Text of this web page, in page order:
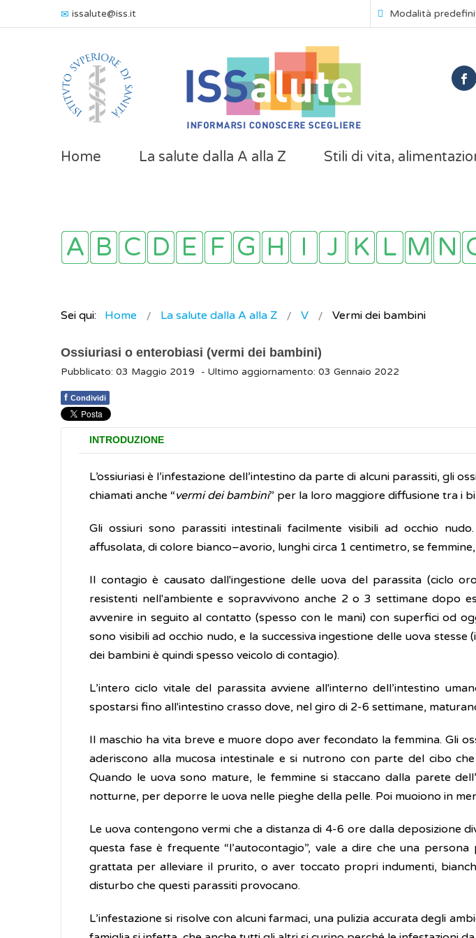
issalute@iss.it Modalità
Home La salute dalla A alla Z Stili di vita,
Sei qui: Home La salute dalla A alla Z V Vermi dei bambini
Ossiuriasi o enterobiasi (vermi dei bambini)
Pubblicato: 03 Maggio 2019 - Ultimo aggiornamento: 03 Gennaio 2022
f Condividi
INTRODUZIONE
L’ossiuriasi è l’infestazione dell’intestino da parte di alcuni parassiti, gli
chiamati anche “vermi dei bambini” per la loro maggiore diffusione tra i
Gli ossiuri sono parassiti intestinali facilmente visibili ad occhio
affusolata, di colore bianco–avorio, lunghi circa 1 centimetro, se femmine,
Il contagio è causato dall'ingestione delle uova del parassita (ciclo
resistenti nell'ambiente e sopravvivono anche 2 o 3 settimane dopo
avvenire in seguito al contatto (spesso con le mani) con superfici od
sono visibili ad occhio nudo, e la successiva ingestione delle uova stesse
dei bambini è quindi spesso veicolo di contagio).
L’intero ciclo vitale del parassita avviene all'interno dell’intestino
spostarsi fino all'intestino crasso dove, nel giro di 2-6 settimane,
Il maschio ha vita breve e muore dopo aver fecondato la femmina. Gli
aderiscono alla mucosa intestinale e si nutrono con parte del cibo
Quando le uova sono mature, le femmine si staccano dalla parete
notturne, per deporre le uova nelle pieghe della pelle. Poi muoiono in
Le uova contengono vermi che a distanza di 4-6 ore dalla deposizione
questa fase è frequente “l’autocontagio”, vale a dire che una
grattata per alleviare il prurito, o aver toccato propri indumenti,
disturbo che questi parassiti provocano.
L’infestazione si risolve con alcuni farmaci, una pulizia accurata degli